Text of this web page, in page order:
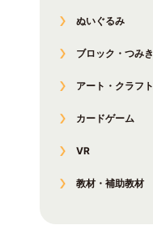
ぬいぐるみ
ブロック・つみき
アート・クラフト
カードゲーム
VR
教材・補助教材